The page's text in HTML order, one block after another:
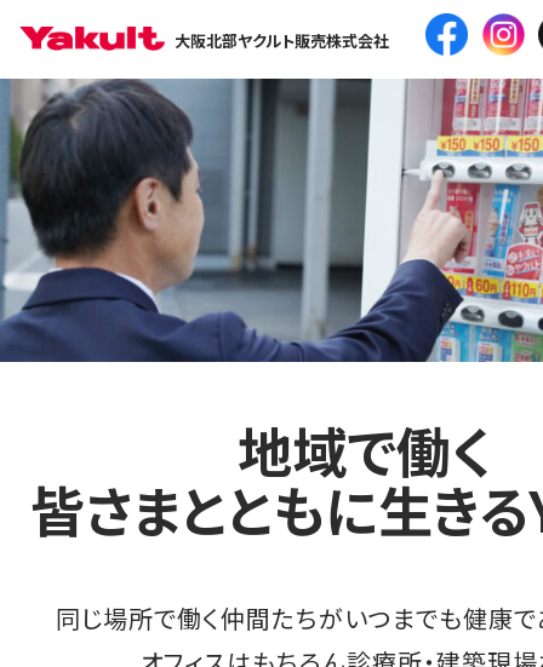
大阪北部ヤクルト販売株式会社
地域で働く
皆さまとともに生き
同じ場所で働く仲間たちがいつまでも健康で